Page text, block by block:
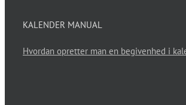
KALENDER MANUAL
Hvordan opretter man en begivenhed i